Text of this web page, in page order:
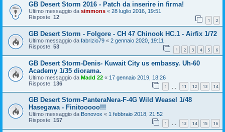
GB Desert Storm 2016 - Patch da inserire in firma!
Ultimo messaggio da simmons « 28 luglio 2016, 19:51
Risposte: 12 1 2
GB Desert Storm - Folgore - CH 47 Chinook HC.1 - Airfix 1/72
Ultimo messaggio da fabrizio79 « 2 gennaio 2020, 19:11
Risposte: 53 1 2 3 4 5 6
GB Desert Storm-Denis- Kuwait City us embassy. Uh-60
Academy 1/35 diorama.
Ultimo messaggio da Madd 22 « 17 gennaio 2019, 18:26
Risposte: 136 1 11 12 13 14
GB Desert Storm-PanteraNera-F-4G Wild Weasel 1/48
Hasegawa - Finitooooo!!!
Ultimo messaggio da Bonovox « 1 febbraio 2018, 21:52
Risposte: 157 1 … 13 14 15 16